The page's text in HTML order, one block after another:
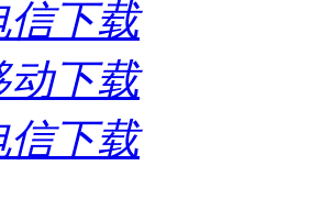
下载
动下载
信下载